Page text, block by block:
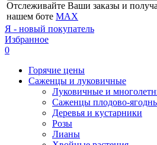
Отслеживайте Ваши заказы и
нашем боте MAX
Я - новый покупатель
Избранное
0
Горячие цены
Саженцы и луковичные
Луковичные и
Саженцы плодово-
Деревья и кустарники
Розы
Лианы